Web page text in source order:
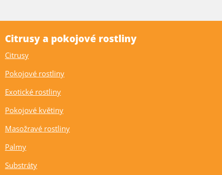
Citrusy a pokojové rostliny
Citrusy
Pokojové rostliny
Exotické rostliny
Pokojové květiny
Masožravé rostliny
Palmy
Substráty